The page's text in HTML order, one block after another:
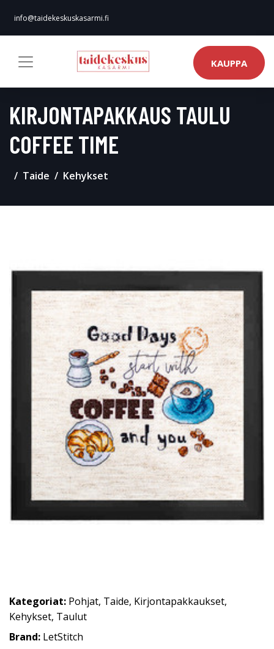
info@taidekeskuskasarmi.fi
KAUPPA
KIRJONTAPAKKAUS TAULU
COFFEE TIME
Taide Kehykset
Kategoriat: Pohjat, Taide, Kirjontapakkaukset,
Kehykset, Taulut
Brand: LetStitch